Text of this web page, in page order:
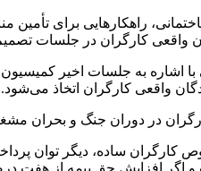
راهکارهایی برای تأمین
کارگران در جلسات
اشاره به جلسات اخیر
واقعی کارگران اتخاذ می‌شود.
در دوران جنگ و بحران
ساده، دیگر توان
اگر افزایش حق بیمه از هفت